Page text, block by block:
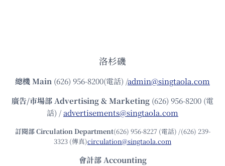
洛杉磯
總機Main (626) 956-8200(電話) /admin@singtaola.com
廣告/市場部Advertising & Marketing (626) 956-8200 (電
話) /advertisements@singtaola.com
訂閱部 Circulation Department(626) 956-8227 (電話) /(626) 239-
3323 (傳真)circulation@singtaola.com
會計部 Accounting